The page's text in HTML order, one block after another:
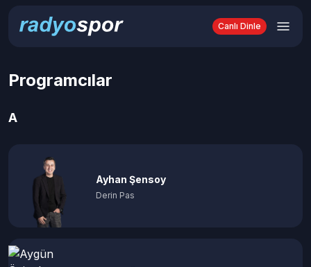
Canlı Dinle
Programcılar
A
Ayhan Şensoy
Derin Pas